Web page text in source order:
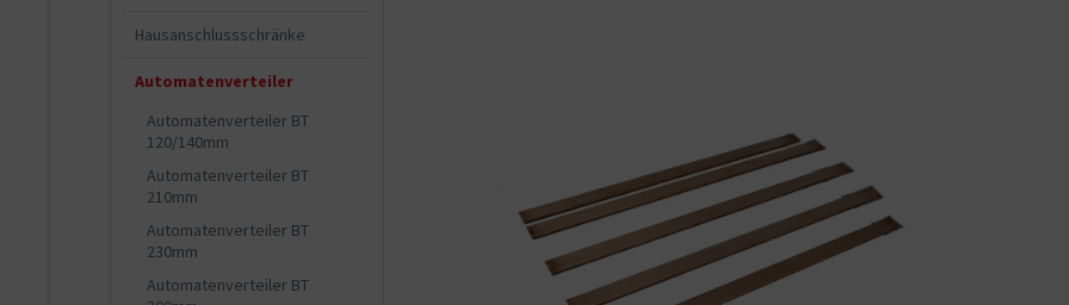
Hausanschlussschränke
Automatenverteiler
Automatenverteiler BT
120/140mm
Automatenverteiler BT
210mm
Automatenverteiler BT
230mm
Automatenverteiler BT